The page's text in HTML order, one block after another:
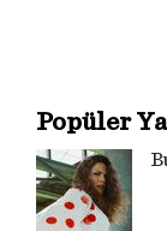
Popüler